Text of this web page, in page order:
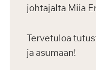
johtajalta Miia
Tervetuloa
ja asumaan!